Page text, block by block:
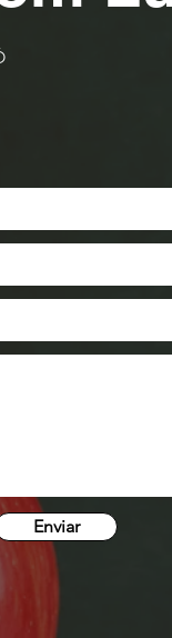
Enviar